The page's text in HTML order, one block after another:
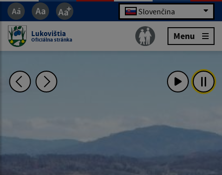
Slovenčina
Lukovištia
Oficiálna stránka Menu